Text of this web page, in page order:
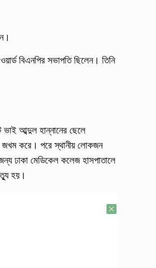
বিএনপির সভাপতি ছিলেন। তিনি
ভাই আব্দুল হান্নানের ছেলে
জখম করে। পরে স্থানীয় লোকজন
ঢাকা মেডিকেল কলেজ হাসপাতালে
হয়।